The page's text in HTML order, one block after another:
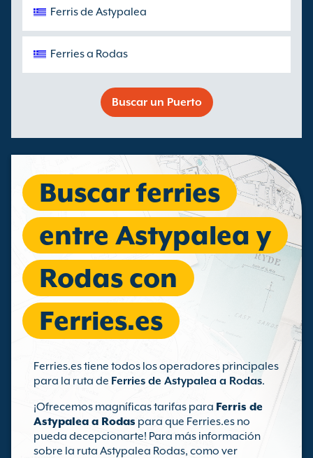
Ferris de Astypalea
Ferries a Rodas
Buscar un Puerto
Buscar ferries
entre Astypalea y
Rodas con
Ferries.es
Ferries.es tiene todos los operadores principales
para la ruta de Ferries de Astypalea a Rodas.
¡Ofrecemos magníficas tarifas para Ferris de
Astypalea a Rodas para que Ferries.es no
pueda decepcionarte! Para más información
sobre la ruta Astypalea Rodas, como ver